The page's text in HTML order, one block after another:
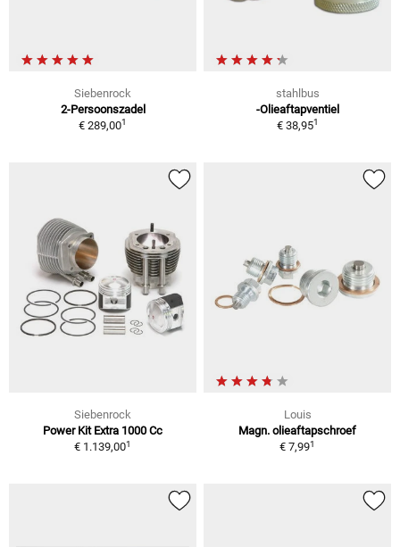
Siebenrock
2-Persoonszadel
€ 289,001
stahlbus
-Olieaftapventiel
€ 38,951
Siebenrock
Power Kit Extra 1000 Cc
€ 1.139,001
Louis
Magn. olieaftapschroef
€ 7,991